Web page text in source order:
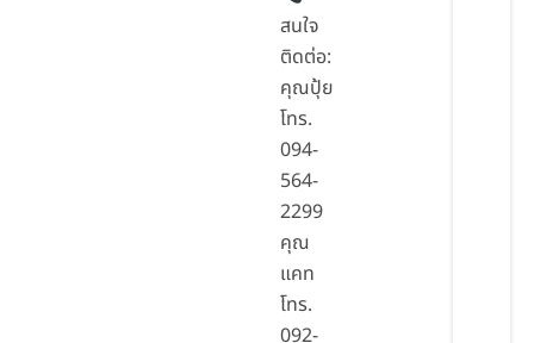
สนใจ
ติดต่อ:
คุณปุ้ย
โทร.
094-
564-
2299
คุณ
แคท
โทร.
092-